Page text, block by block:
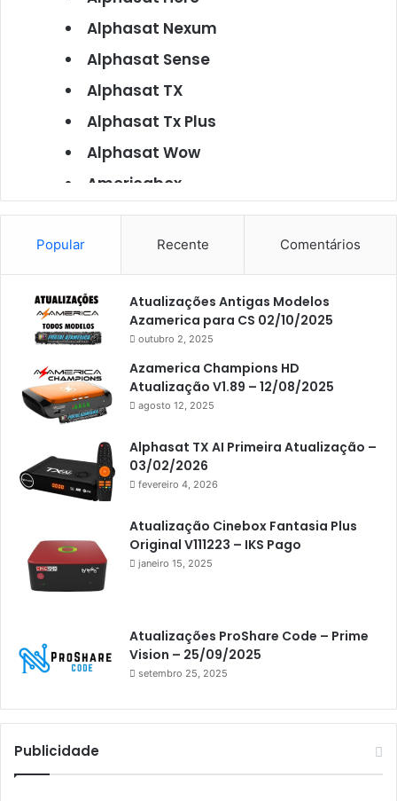
Alphasat Nexum
Alphasat Sense
Alphasat TX
Alphasat Tx Plus
Alphasat Wow
Americabox
Americabox S101
Americabox S105
Americabox S105 Plus
Americabox S205
Americabox S205 Plus
Americabox S305 Plus
Artcom
Athomics
Athomics Eon
Athomics i3
Athomics i3 Bold
Athomics Inspire Qi
Athomics Inspire Qi Lite
Athomics S3
Athomics T3
Atto
AttoNet
Popular Recente Comentários
Atualizações Antigas Modelos
Azamerica para CS 02/10/2025
outubro 2, 2025
Azamerica Champions HD
Atualização V1.89 – 12/08/2025
agosto 12, 2025
Alphasat TX AI Primeira Atualização –
03/02/2026
fevereiro 4, 2026
Atualização Cinebox Fantasia Plus
Original V111223 – IKS Pago
janeiro 15, 2025
Atualizações ProShare Code – Prime
Vision – 25/09/2025
setembro 25, 2025
Publicidade